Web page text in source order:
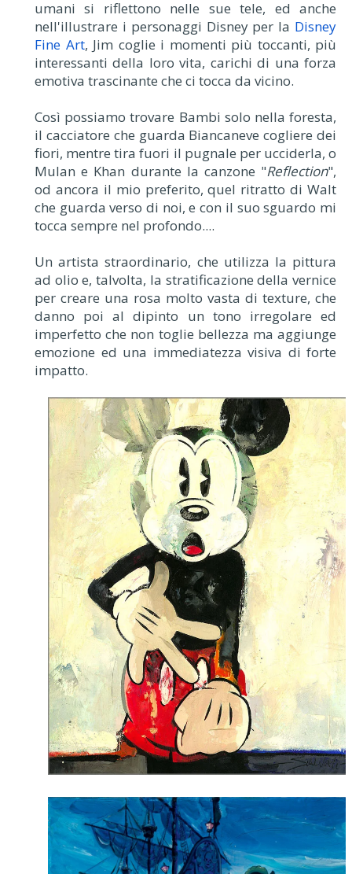
umani si riflettono nelle sue tele, ed anche
nell'illustrare i personaggi Disney per la Disney
Fine Art, Jim coglie i momenti più toccanti, più
interessanti della loro vita, carichi di una forza
emotiva trascinante che ci tocca da vicino.
Così possiamo trovare Bambi solo nella foresta,
il cacciatore che guarda Biancaneve cogliere dei
fiori, mentre tira fuori il pugnale per ucciderla, o
Mulan e Khan durante la canzone "Reflection",
od ancora il mio preferito, quel ritratto di Walt
che guarda verso di noi, e con il suo sguardo mi
tocca sempre nel profondo....
Un artista straordinario, che utilizza la pittura
ad olio e, talvolta, la stratificazione della vernice
per creare una rosa molto vasta di texture, che
danno poi al dipinto un tono irregolare ed
imperfetto che non toglie bellezza ma aggiunge
emozione ed una immediatezza visiva di forte
impatto.